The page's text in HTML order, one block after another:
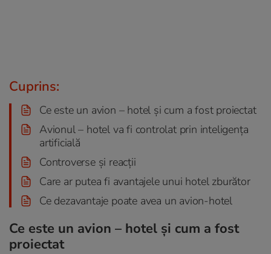
Cuprins:
Ce este un avion – hotel și cum a fost proiectat
Avionul – hotel va fi controlat prin inteligența
artificială
Controverse și reacții
Care ar putea fi avantajele unui hotel zburător
Ce dezavantaje poate avea un avion-hotel
Ce este un avion – hotel și cum a fost
proiectat